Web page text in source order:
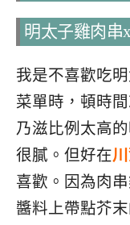
明太子雞肉串
我是不喜歡吃
菜單時，頓時
乃滋比例太高
很膩。但好在
喜歡。因為肉
醬料上帶點芥